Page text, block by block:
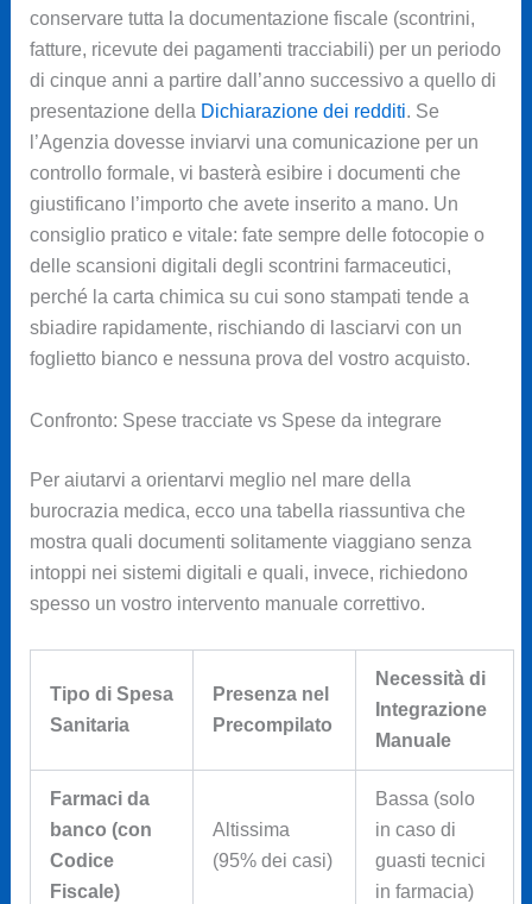
conservare tutta la documentazione fiscale (scontrini,
fatture, ricevute dei pagamenti tracciabili) per un periodo
di cinque anni a partire dall’anno successivo a quello di
presentazione della Dichiarazione dei redditi. Se
l’Agenzia dovesse inviarvi una comunicazione per un
controllo formale, vi basterà esibire i documenti che
giustificano l’importo che avete inserito a mano. Un
consiglio pratico e vitale: fate sempre delle fotocopie o
delle scansioni digitali degli scontrini farmaceutici,
perché la carta chimica su cui sono stampati tende a
sbiadire rapidamente, rischiando di lasciarvi con un
foglietto bianco e nessuna prova del vostro acquisto.
Confronto: Spese tracciate vs Spese da integrare
Per aiutarvi a orientarvi meglio nel mare della
burocrazia medica, ecco una tabella riassuntiva che
mostra quali documenti solitamente viaggiano senza
intoppi nei sistemi digitali e quali, invece, richiedono
spesso un vostro intervento manuale correttivo.
Tipo di Spesa
Sanitaria
Presenza nel
Precompilato
Necessità di
Integrazione
Manuale
Farmaci da
banco (con
Codice
Fiscale)
Altissima
(95% dei casi)
Bassa (solo
in caso di
guasti tecnici
in farmacia)